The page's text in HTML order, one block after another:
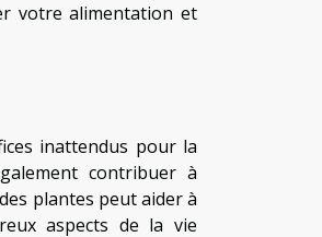
votre alimentation et
inattendus pour la
contribuer à
plantes peut aider à
aspects de la vie